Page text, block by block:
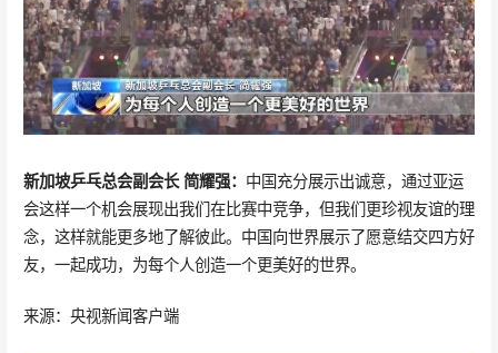
新加坡乒乓总会副会长 简耀强： 中国充分展示出诚意，通过亚运
会这样一个机会展现出我们在比赛中竞争，但我们更珍视友谊的理
念，这样就能更多地了解彼此。中国向世界展示了愿意结交四方好
友，一起成功，为每个人创造一个更美好的世界。
来源：央视新闻客户端